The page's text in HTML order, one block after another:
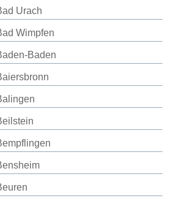
Urach
Wimpfen
Baden